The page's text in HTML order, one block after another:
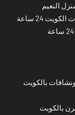
النعيم
24 ساعة
بالكويت
بالكويت